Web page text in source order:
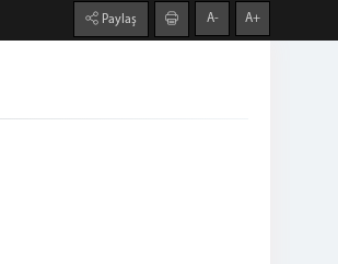
Paylaş A- A+